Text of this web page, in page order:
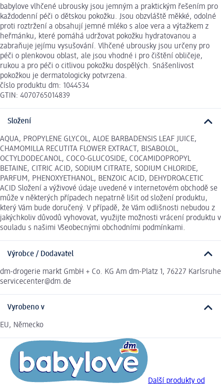
babylove vlhčené ubrousky jsou jemným a praktickým řešením pro
každodenní péči o dětskou pokožku. Jsou obzvláště měkké, odolné
proti roztržení a obsahují jemné mléko s aloe vera a výtažkem z
heřmánku, které pomáhá udržovat pokožku hydratovanou a
zabraňuje jejímu vysušování. Vlhčené ubrousky jsou určeny pro
péči o plenkovou oblast, ale jsou vhodné i pro čištění obličeje,
rukou a pro péči o citlivou pokožku dospělých. Snášenlivost
pokožkou je dermatologicky potvrzena.
číslo produktu dm: 1044534
GTIN: 4070765014839
Složení
AQUA, PROPYLENE GLYCOL, ALOE BARBADENSIS LEAF JUICE,
CHAMOMILLA RECUTITA FLOWER EXTRACT, BISABOLOL,
OCTYLDODECANOL, COCO-GLUCOSIDE, COCAMIDOPROPYL
BETAINE, CITRIC ACID, SODIUM CITRATE, SODIUM CHLORIDE,
PARFUM, PHENOXYETHANOL, BENZOIC ACID, DEHYDROACETIC
ACID Složení a výživové údaje uvedené v internetovém obchodě se
může v některých případech nepatrně lišit od složení produktu,
který Vám bude doručený. V případě, že Vám odlišnosti nebudou z
jakýchkoliv důvodů vyhovovat, využijte možnosti vrácení produktu v
souladu s našimi Všeobecnými obchodními podmínkami.
Výrobce / Dodavatel
dm-drogerie markt GmbH + Co. KG Am dm-Platz 1, 76227 Karlsruhe
servicecenter@dm.de
Vyrobeno v
EU, Německo
Další produkty od